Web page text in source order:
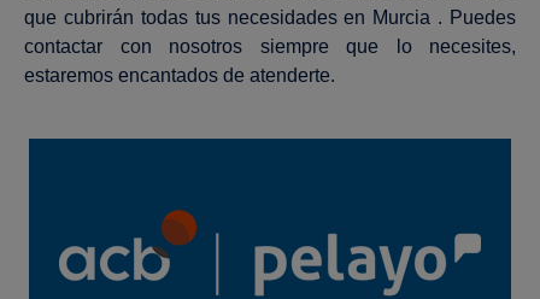
que cubrirán todas tus necesidades en Murcia . Puedes
contactar con nosotros siempre que lo necesites,
estaremos encantados de atenderte.